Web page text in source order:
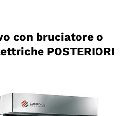
con bruciatore o
POSTERIORI